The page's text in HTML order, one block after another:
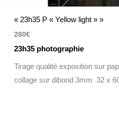
« 23h35 P « Yellow light » »
280€
23h35 photographie
Tirage qualité exposition sur
collage sur dibond 3mm 32 x